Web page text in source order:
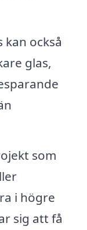
kan också
glas,
som
i högre
sig att få